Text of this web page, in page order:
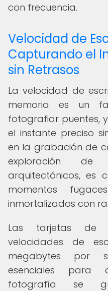
con frecuencia.
Velocidad de
Capturando el
sin Retrasos
La velocidad de
memoria es un
fotografiar puentes,
el instante preciso
en la grabación de
exploración de
arquitectónicos, es
momentos
inmortalizados con
Las tarjetas de
velocidades de
megabytes por
esenciales para
fotografía se